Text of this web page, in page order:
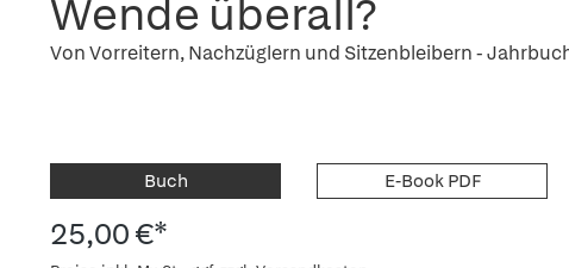
Wende überall?
Von Vorreitern, Nachzüglern und Sitzenbleibern -
Buch E-Book PDF
25,00 €*